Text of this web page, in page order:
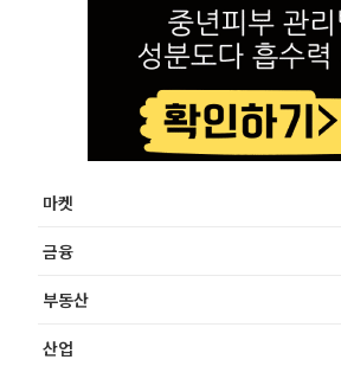
마켓
금융
부동산
산업